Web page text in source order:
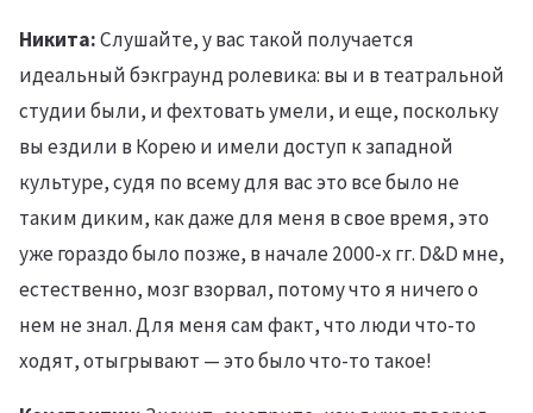
Никита:Слушайте, у вас такой получается
идеальный бэкграунд ролевика: вы и в театральной
студии были, и фехтовать умели, и еще, поскольку
вы ездили в Корею и имели доступ к западной
культуре, судя по всему для вас это все было не
таким диким, как даже для меня в свое время, это
уже гораздо было позже, в начале 2000-х гг. D&D мне,
естественно, мозг взорвал, потому что я ничего о
нем не знал. Для меня сам факт, что люди что-то
ходят, отыгрывают — это было что-то такое!